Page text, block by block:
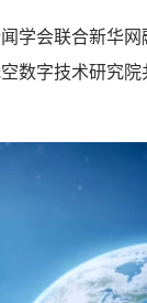
会联合新华网
数字技术研究